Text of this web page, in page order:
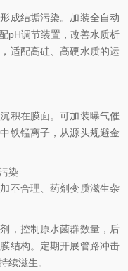
成结垢污染。加装全自动
pH调节装置，改善水质析
适配高硅、高硬水质的运
积在膜面。可加装曝气催
铁锰离子，从源头规避金
染
不合理、药剂变质滋生杂
，控制原水菌群数量，后
结构。定期开展管路冲击
续滋生。